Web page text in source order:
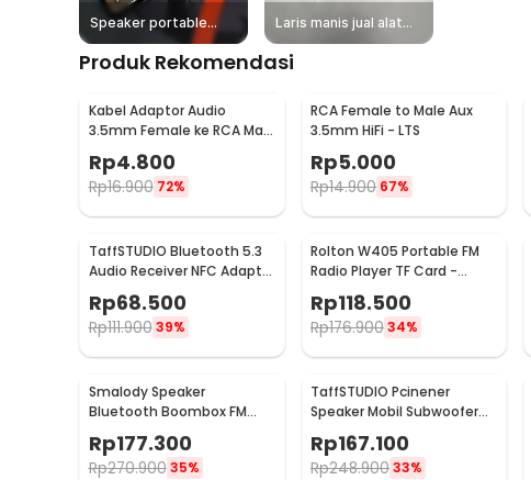
Speaker portable
60rb! Karaoke
dirumah jadi aman
Laris manis jual alat
karaoke portable!
Produk Rekomendasi
Kabel Adaptor Audio
3.5mm Female ke RCA Male
HiFi 40cm
Rp4.800
Rp16.900 72%
RCA Female to Male Aux
3.5mm HiFi - LTS
Rp5.000
Rp14.900 67%
TaffSTUDIO Bluetooth 5.3
Audio Receiver NFC Adapter
Speaker AUX RCA - B10
Rp68.500
Rp111.900 39%
Rolton W405 Portable FM
Radio Player TF Card -
Rp118.500
Rp176.90034%
Smalody Speaker
Bluetooth Boombox FM
Radio TF Card AUX USB
1200mAh 10W - SL-10
Rp177.300
Rp270.900 35%
TaffSTUDIO Pcinener
Speaker Mobil Subwoofer
HiFi 6 Inch 500 W 2 PCS -
TS-1672
Rp167.100
Rp248.90033%